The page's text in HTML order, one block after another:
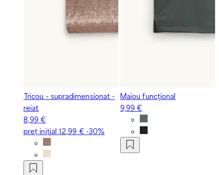
Tricou - supradimensionat -
reiat
8,99 €
preț inițial12,99 €-30%
Maiou funcțional
9,99 €